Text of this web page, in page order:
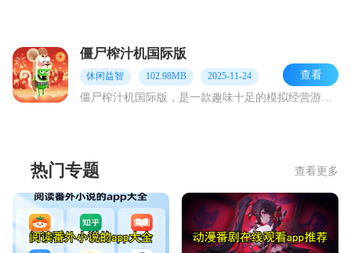
僵尸榨汁机国际版
休闲益智 102.98MB 2025-11-24
僵尸榨汁机国际版，是一款趣味十足的模拟经营游戏。它巧妙融合了僵尸捕捉、资源管理、物品制造以及商业经营等多元玩法，以诙谐幽默的形式，展现了一场外星人与僵尸间妙趣横
查看
热门专题 查看更多